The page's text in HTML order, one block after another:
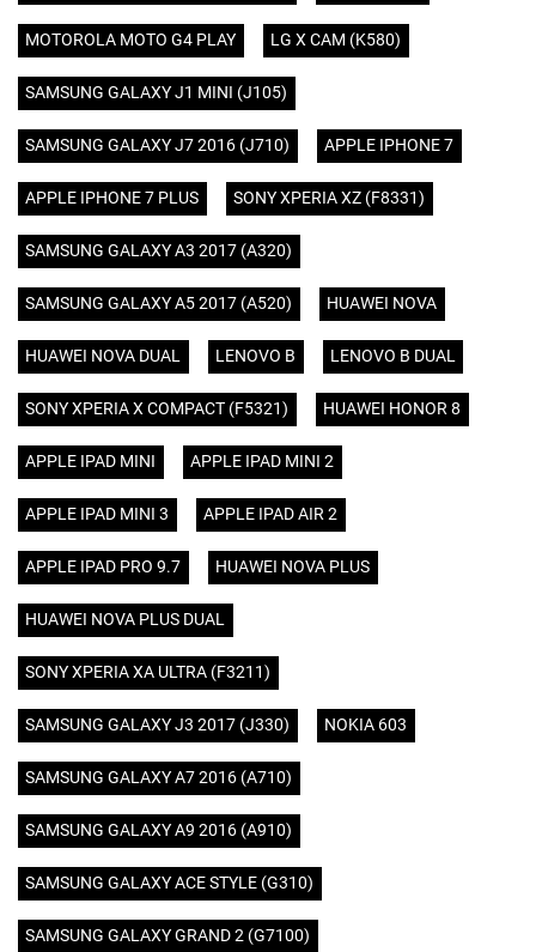
MOTOROLA MOTO G4 PLAY LG X CAM (K580)
SAMSUNG GALAXY J1 MINI (J105)
SAMSUNG GALAXY J7 2016 (J710) APPLE IPHONE 7
APPLE IPHONE 7 PLUS SONY XPERIA XZ (F8331)
SAMSUNG GALAXY A3 2017 (A320)
SAMSUNG GALAXY A5 2017 (A520) HUAWEI NOVA
HUAWEI NOVA DUAL LENOVO B LENOVO B DUAL
SONY XPERIA X COMPACT (F5321) HUAWEI HONOR 8
APPLE IPAD MINI APPLE IPAD MINI 2
APPLE IPAD MINI 3 APPLE IPAD AIR 2
APPLE IPAD PRO 9.7 HUAWEI NOVA PLUS
HUAWEI NOVA PLUS DUAL
SONY XPERIA XA ULTRA (F3211)
SAMSUNG GALAXY J3 2017 (J330) NOKIA 603
SAMSUNG GALAXY A7 2016 (A710)
SAMSUNG GALAXY A9 2016 (A910)
SAMSUNG GALAXY ACE STYLE (G310)
SAMSUNG GALAXY GRAND 2 (G7100)